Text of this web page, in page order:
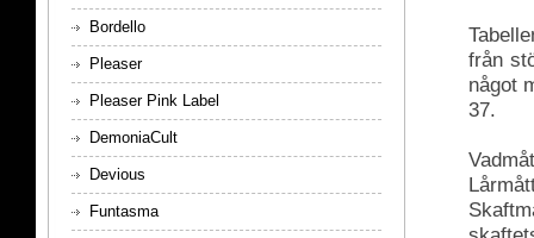
från
något
37.
Bordello
Pleaser
Pleaser Pink Label
DemoniaCult
Devious
Funtasma